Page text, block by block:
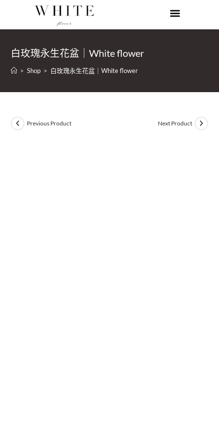
白玫瑰永生花盆｜White flower
> Shop > 白玫瑰永生花盆｜White flower
Previous Product Next Product